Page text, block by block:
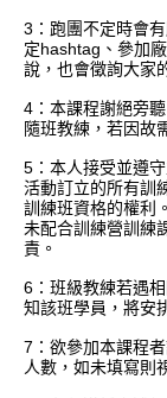
3：跑團不定時會
定hashtag、參加
說，也會徵詢大家
4：本課程謝絕旁
隨班教練，若因故
5：本人接受並遵
活動訂立的所有訓
訓練班資格的權利
未配合訓練營訓練
責。
6：班級教練若遇
知該班學員，將安
7：欲參加本課程
人數，如未填寫則